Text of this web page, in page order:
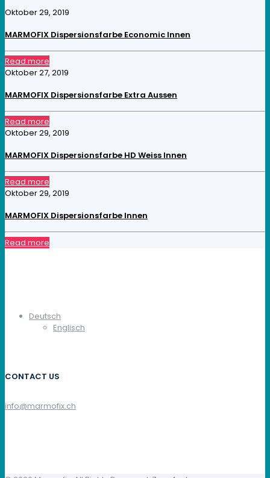
Oktober 29, 2019
MARMOFIX Dispersionsfarbe Economic Innen
Read more
Oktober 27, 2019
MARMOFIX Dispersionsfarbe Extra Aussen
Read more
Oktober 29, 2019
MARMOFIX Dispersionsfarbe HD Weiss Innen
Read more
Oktober 29, 2019
MARMOFIX Dispersionsfarbe Innen
Read more
Deutsch
Englisch
CONTACT US
info@marmofix.ch